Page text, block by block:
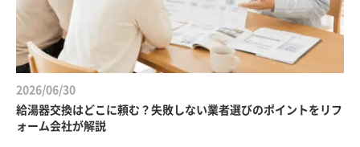
2026/06/30
給湯器交換はどこに頼む？失敗しない業者選びのポイントをリフ
ォーム会社が解説